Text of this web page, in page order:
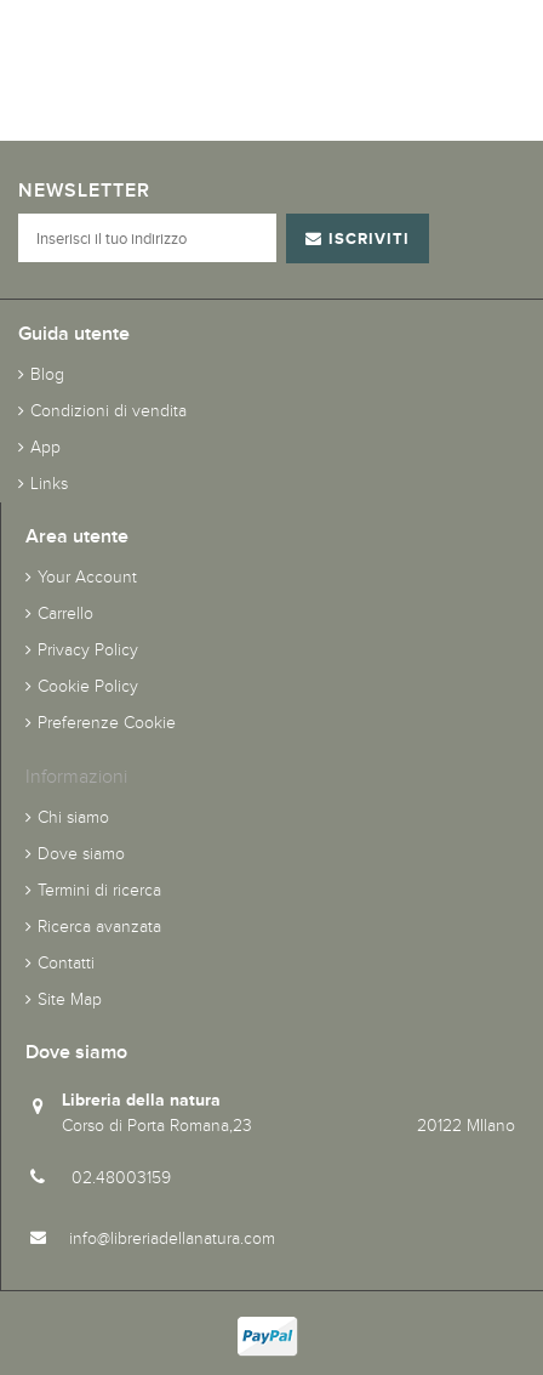
NEWSLETTER
ISCRIVITI
Guida utente
Blog
Condizioni di vendita
App
Links
Area utente
Your Account
Carrello
Privacy Policy
Cookie Policy
Preferenze Cookie
Informazioni
Chi siamo
Dove siamo
Termini di ricerca
Ricerca avanzata
Contatti
Site Map
Dove siamo
Libreria della natura
Corso di Porta Romana,23 20122 MIlano
02.48003159
info@libreriadellanatura.com